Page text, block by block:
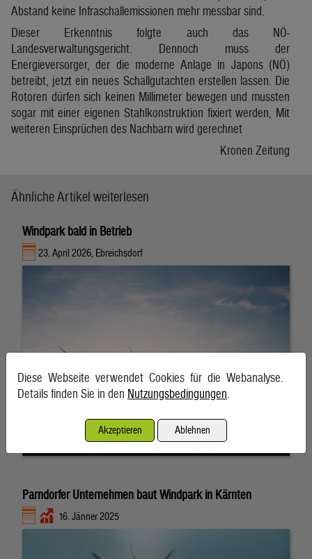
Abstand keine Infraschallemissionen mehr messbar sind.
Dieser Erkenntnis folgte auch das NÖ-
Landesverwaltungsgericht. Dennoch muss der
Energieversorger, der die moderne Anlage in Japons (NÖ)
betreibt, jetzt ein neues Schallgutachten erstellen lassen. Die
Rotoren dürfen sich keinen Millimeter bewegen und mussten
sogar mit einer eigenen Stahlkonstruktion fixiert werden, Mit
weiteren Einsprüchen des Nachbarn wird gerechnet
Kronen Zeitung
Ähnliche Artikel weiterlesen
Windpark bald in Betrieb
23. April 2026, Ebreichsdorf
Parndorfer Unternehmen baut Windpark in Kärnten
16. Jänner 2025
Diese Webseite verwendet Cookies für die Webanalyse.
Details finden Sie in den Nutzungsbedingungen.
Akzeptieren Ablehnen